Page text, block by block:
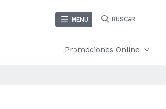
MENU BUSCAR
Promociones Online